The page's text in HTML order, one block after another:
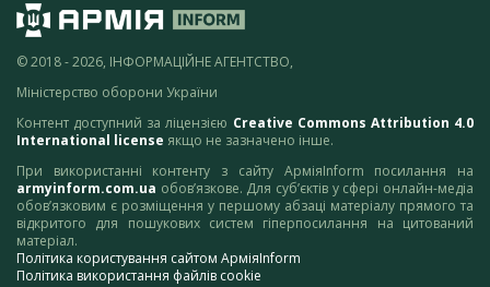
© 2018 - 2026, ІНФОРМАЦІЙНЕ АГЕНТСТВО,
Міністерство оборони України
Контент доступний за ліцензією Creative Commons Attribution 4.0
International license якщо не зазначено інше.
При використанні контенту з сайту АрміяInform посилання на
armyinform.com.ua обов’язкове. Для суб’єктів у сфері онлайн-медіа
обов’язковим є розміщення у першому абзаці матеріалу прямого та
відкритого для пошукових систем гіперпосилання на цитований
матеріал.
Політика користування сайтом АрміяInform
Політика використання файлів cookie